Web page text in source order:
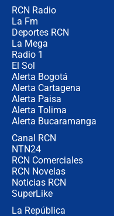
RCN Radio
La Fm
Deportes RCN
La Mega
Radio 1
El Sol
Alerta Bogotá
Alerta Cartagena
Alerta Paisa
Alerta Tolima
Alerta Bucaramanga
Canal RCN
NTN24
RCN Comerciales
RCN Novelas
Noticias RCN
SuperLike
La República